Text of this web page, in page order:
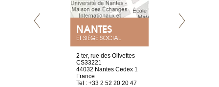
NANTES
ET SIÈGE SOCIAL
2 ter, rue des Olivettes
CS33221
44032 Nantes Cedex 1
France
Tel : +33 2 52 20 20 47